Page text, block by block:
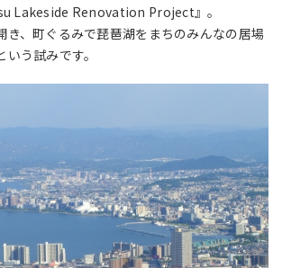
Lakeside Renovation Project』。
き、町ぐるみで琵琶湖をまちのみんなの居場
う試みです。